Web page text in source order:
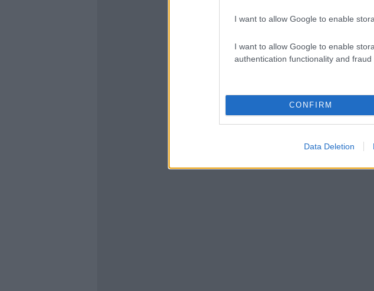
I want to allow Google to enable
I want to allow Google to enable
authentication functionality and
CONFIRM
Data Deletion